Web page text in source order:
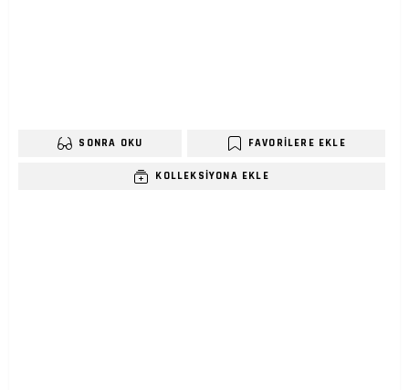
SONRA OKU FAVORILERE EKLE
KOLLEKSIYONA EKLE